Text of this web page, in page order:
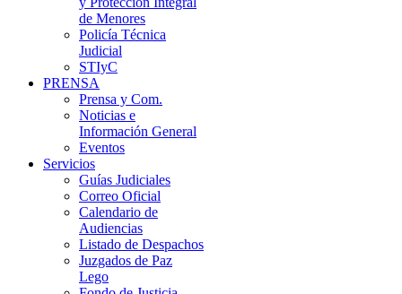
de Menores
Policía Técnica
Judicial
STIyC
PRENSA
Prensa y Com.
Noticias e
Información General
Eventos
Servicios
Guías Judiciales
Correo Oficial
Calendario de
Audiencias
Listado de Despachos
Juzgados de Paz
Lego